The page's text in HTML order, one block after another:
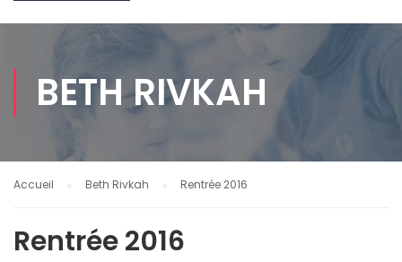
BETH RIVKAH
Accueil Beth Rivkah Rentrée 2016
Rentrée 2016